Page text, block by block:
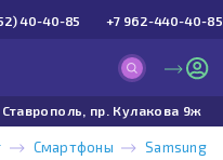
40-40-85 +7 962-440-40-85
Ставрополь, пр. Кулакова 9ж
Смартфоны
Samsung